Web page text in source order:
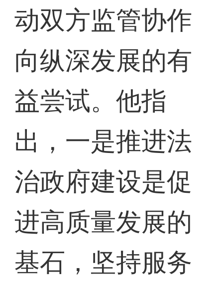
动双方监管协作
向纵深发展的有
益尝试。他指
出，一是推进法
治政府建设是促
进高质量发展的
基石，坚持服务